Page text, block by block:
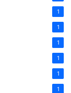
1
1
1
1
1
1